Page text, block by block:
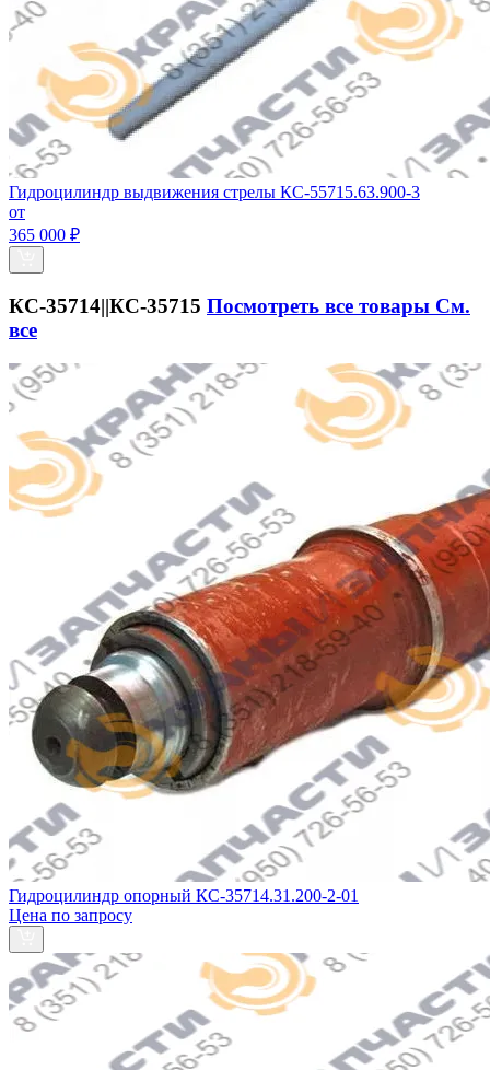
Гидроцилиндр выдвижения стрелы КС-55715.63.900-3
от
365 000 ₽
КС-35714||КС-35715 Посмотреть все товары См.
все
Гидроцилиндр опорный КС-35714.31.200-2-01
Цена по запросу